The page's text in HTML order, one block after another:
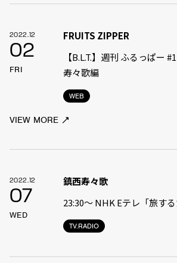
2022.12
02
FRI
WEB
FRUITS ZIPPER
【B.L.T.】週刊 ふるっぱー
寿々歌編
VIEW MORE
2022.12
07
WED
TV.RADIO
鎮西寿々歌
23:30〜 NHK Eテレ「旅す